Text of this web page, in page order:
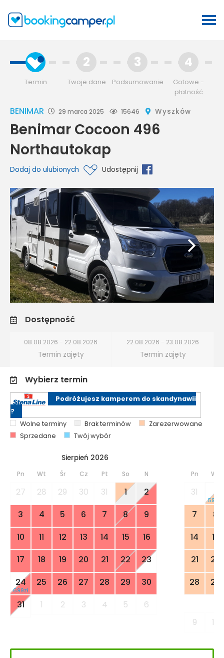
Termin
2
Twoje dane
3
Podsumowanie
4
Gotowe -
płatność
BENIMAR 29 marca 2025 15646 Wyszków
Benimar Cocoon 496
Northautokap
Dodaj do ulubionych Udostępnij
Dostępność
08.08.2026 - 22.08.2026
Termin zajęty
22.08.2026 - 23.08.2026
Termin zajęty
Wybierz termin
Podróżujesz kamperem do skandynawii
?
Wolne terminy
Brak terminów
Zarezerwowane
Sprzedane
Twój wybór
Sierpień 2026
Pn Wt Śr Cz Pt So N
27 28 29 30 31 1
2
3
4 5 6 7 8
9
10
11 12 13 14 15
16
17
18 19 20 21 22
23
24
699zł
25 26 27 28 29
30
31
1 2 3 4 5 6
Pn Wt
31
599zł
7
8
14
15
21
22
28
29
9 10